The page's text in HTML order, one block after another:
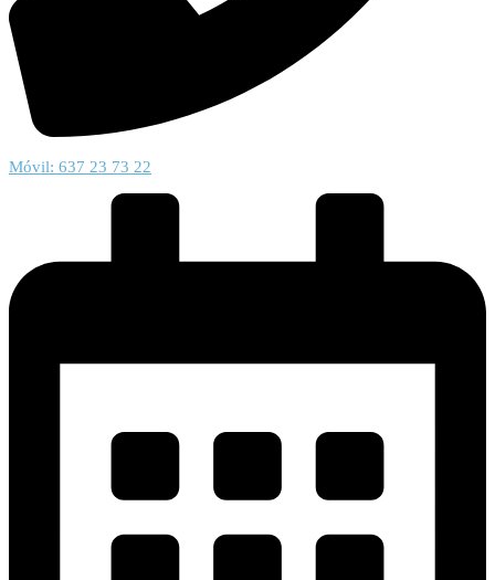
Móvil: 637 23 73 22